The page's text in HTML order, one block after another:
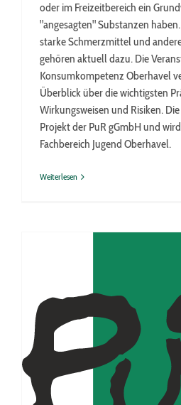
oder im Freizeitbereich ein
"angesagten" Substanzen
starke Schmerzmittel und
gehören aktuell dazu. Die
Konsumkompetenz Oberhavel
Überblick über die wichtigsten
Wirkungsweisen und Risiken.
Projekt der PuR gGmbH und
Fachbereich Jugend Oberhavel.
Weiterlesen